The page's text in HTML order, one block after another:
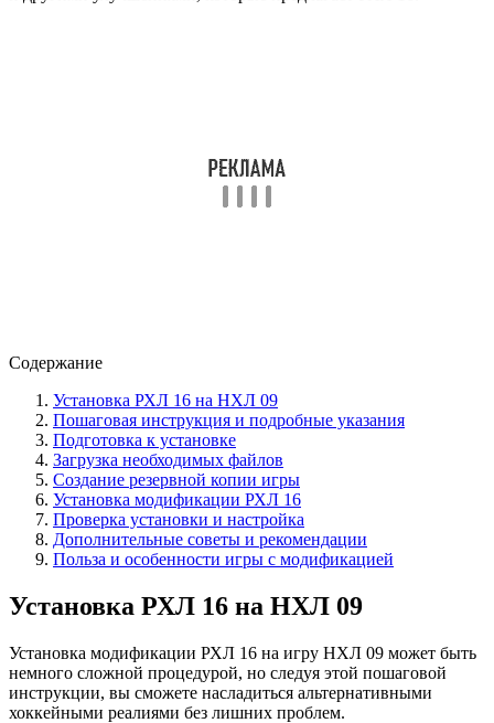
Содержание
Установка РХЛ 16 на НХЛ 09
Пошаговая инструкция и подробные указания
Подготовка к установке
Загрузка необходимых файлов
Создание резервной копии игры
Установка модификации РХЛ 16
Проверка установки и настройка
Дополнительные советы и рекомендации
Польза и особенности игры с модификацией
Установка РХЛ 16 на НХЛ 09
Установка модификации РХЛ 16 на игру НХЛ 09 может быть
немного сложной процедурой, но следуя этой пошаговой
инструкции, вы сможете насладиться альтернативными
хоккейными реалиями без лишних проблем.